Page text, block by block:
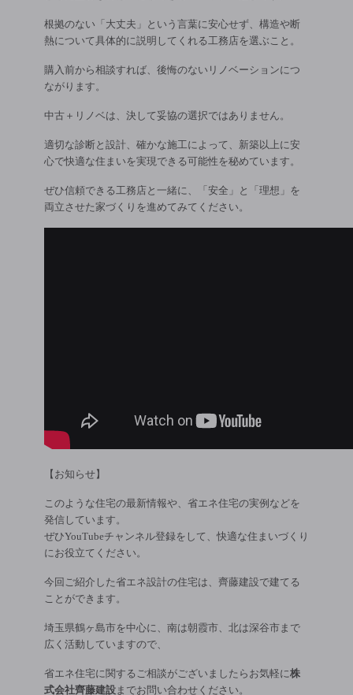
根拠のない「大丈夫」という言葉に安心せず、構造や断
熱について具体的に説明してくれる工務店を選ぶこと。
購入前から相談すれば、後悔のないリノベーションにつ
ながります。
中古＋リノベは、決して妥協の選択ではありません。
適切な診断と設計、確かな施工によって、新築以上に安
心で快適な住まいを実現できる可能性を秘めています。
ぜひ信頼できる工務店と一緒に、「安全」と「理想」を
両立させた家づくりを進めてみてください。
【お知らせ】
このような住宅の最新情報や、省エネ住宅の実例などを
発信しています。
ぜひYouTubeチャンネル登録をして、快適な住まいづくり
にお役立てください。
今回ご紹介した省エネ設計の住宅は、齊藤建設で建てる
ことができます。
埼玉県鶴ヶ島市を中心に、南は朝霞市、北は深谷市まで
広く活動していますので、
省エネ住宅に関するご相談がございましたらお気軽に株
式会社齊藤建設までお問い合わせください。